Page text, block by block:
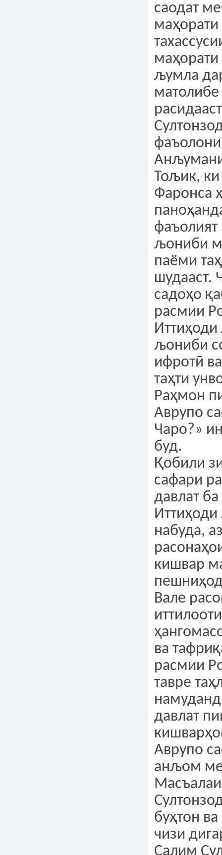
саодат
маҳорати
љумла
Тољик,
Фаронса
љониби
паёми
шудааст.
садоҳо
расмии
Иттиҳоди
љониби
ифротӣ
таҳти
Раҳмон
Аврупо
Чаро?»
буд.
Қобили
сафари
давлат
набуда,
кишвар
Вале
ва
расмии
тавре
давлат
Аврупо
анљом
буҳтон
чизи
Салим